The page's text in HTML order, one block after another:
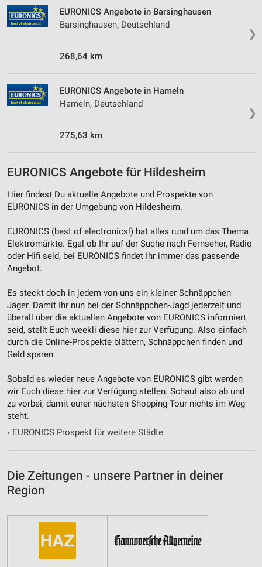
❯
EURONICS Angebote in Barsinghausen
Barsinghausen, Deutschland
268,64 km
❯
EURONICS Angebote in Hameln
Hameln, Deutschland
275,63 km
EURONICS Angebote für Hildesheim
Hier findest Du aktuelle Angebote und Prospekte von
EURONICS in der Umgebung von Hildesheim.
EURONICS (best of electronics!) hat alles rund um das Thema
Elektromärkte. Egal ob Ihr auf der Suche nach Fernseher, Radio
oder Hifi seid, bei EURONICS findet Ihr immer das passende
Angebot.
Es steckt doch in jedem von uns ein kleiner Schnäppchen-
Jäger. Damit Ihr nun bei der Schnäppchen-Jagd jederzeit und
überall über die aktuellen Angebote von EURONICS informiert
seid, stellt Euch weekli diese hier zur Verfügung. Also einfach
durch die Online-Prospekte blättern, Schnäppchen finden und
Geld sparen.
Sobald es wieder neue Angebote von EURONICS gibt werden
wir Euch diese hier zur Verfügung stellen. Schaut also ab und
zu vorbei, damit eurer nächsten Shopping-Tour nichts im Weg
steht.
› EURONICS Prospekt für weitere Städte
Die Zeitungen - unsere Partner in deiner
Region
von Inhalten
Verwendung von Profilen zur Auswahl
Messung der Performance von Inhalten
Verwendung reduzierter Daten zur Auswahl von
Inhalten
IAB-Besonderheiten:
Verwendung genauer Standortdaten
Geräte anhand von aktiv angeforderten
Informationen identifizieren
Notwendig
Performance
Funktional